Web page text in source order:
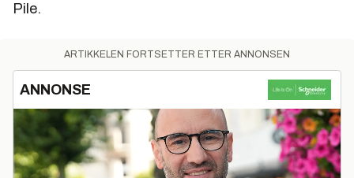
Pile.
ARTIKKELEN FORTSETTER ETTER ANNONSEN
ANNONSE